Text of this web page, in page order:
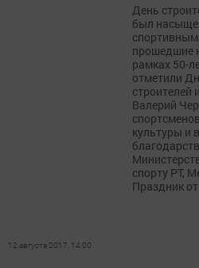
День
был
прошедшие
рамках 50-
отметили
строителей
Валерий
культуры и
спорту РТ,
Праздник
12 августа 2017, 14:00